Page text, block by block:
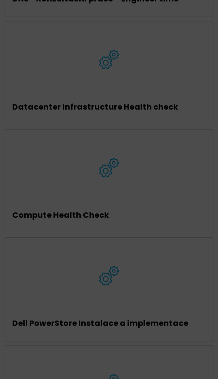
Datacenter Infrastructure Health check
Compute Health Check
Dell PowerStore Instalace a implementace